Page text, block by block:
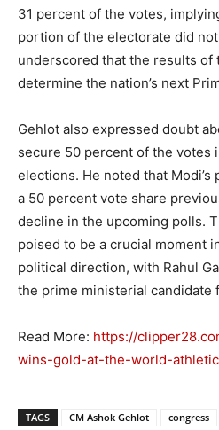
31 percent of the votes,
portion of the electorate did
underscored that the results
determine the nation’s next
Gehlot also expressed doubt
secure 50 percent of the votes
elections. He noted that
a 50 percent vote share
decline in the upcoming polls.
poised to be a crucial moment
political direction, with Rahul
the prime ministerial candidate
Read More: https://
wins-gold-at-the-world-
TAGS CM Ashok Gehlot congress